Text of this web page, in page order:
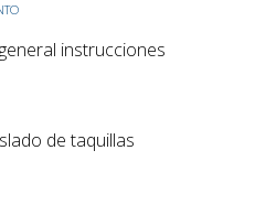
instrucciones
de taquillas